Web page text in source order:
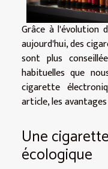
Grâce à l'évolution
aujourd'hui, des
sont plus
habituelles que
cigarette
article, les
Une
écologique